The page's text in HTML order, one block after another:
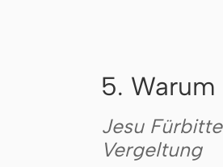
5.
Jesu
Vergeltung